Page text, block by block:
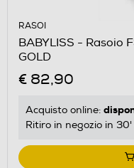
RASOI
BABYLISS - Rasoio
GOLD
€ 82,90
Acquisto online:
Ritiro in negozio in